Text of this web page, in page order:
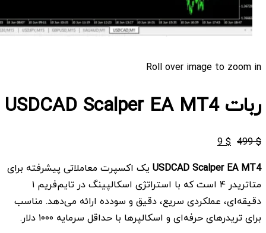
Roll over image to zoom in
ربات USDCAD Scalper EA MT4
$
499
قیمت
$ 499
بود.
$
9 قیمت
$ 9
است.
USDCAD Scalper EA MT4 یک اکسپرت معاملاتی پیشرفته برای
متاتریدر ۴ است که با استراتژی اسکالپینگ در تایم‌فریم ۱
دقیقه‌ای، عملکردی سریع، دقیق و سودده ارائه می‌دهد. مناسب
برای تریدرهای حرفه‌ای و اسکالپرها با حداقل سرمایه ۱۰۰۰ دلار.